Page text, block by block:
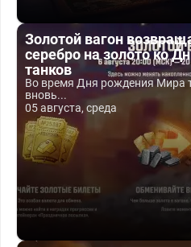
Золотой вагон
серебро на золото ко
танков
Во время Дня рождения Мира
вновь...
05 августа, среда